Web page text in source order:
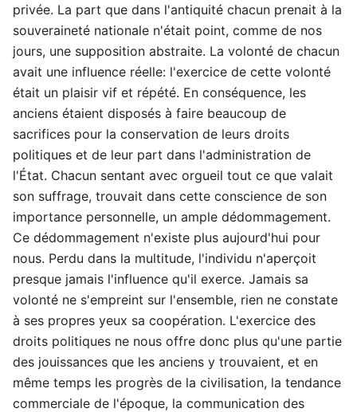
privée. La part que dans l'antiquité chacun prenait à la
souveraineté nationale n'était point, comme de nos
jours, une supposition abstraite. La volonté de chacun
avait une influence réelle: l'exercice de cette volonté
était un plaisir vif et répété. En conséquence, les
anciens étaient disposés à faire beaucoup de
sacrifices pour la conservation de leurs droits
politiques et de leur part dans l'administration de
l'État. Chacun sentant avec orgueil tout ce que valait
son suffrage, trouvait dans cette conscience de son
importance personnelle, un ample dédommagement.
Ce dédommagement n'existe plus aujourd'hui pour
nous. Perdu dans la multitude, l'individu n'aperçoit
presque jamais l'influence qu'il exerce. Jamais sa
volonté ne s'empreint sur l'ensemble, rien ne constate
à ses propres yeux sa coopération. L'exercice des
droits politiques ne nous offre donc plus qu'une partie
des jouissances que les anciens y trouvaient, et en
même temps les progrès de la civilisation, la tendance
commerciale de l'époque, la communication des